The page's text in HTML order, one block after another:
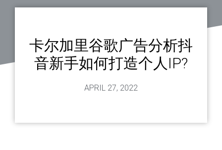
卡尔加里谷歌广告分析抖
音新手如何打造个人IP?
APRIL 27, 2022